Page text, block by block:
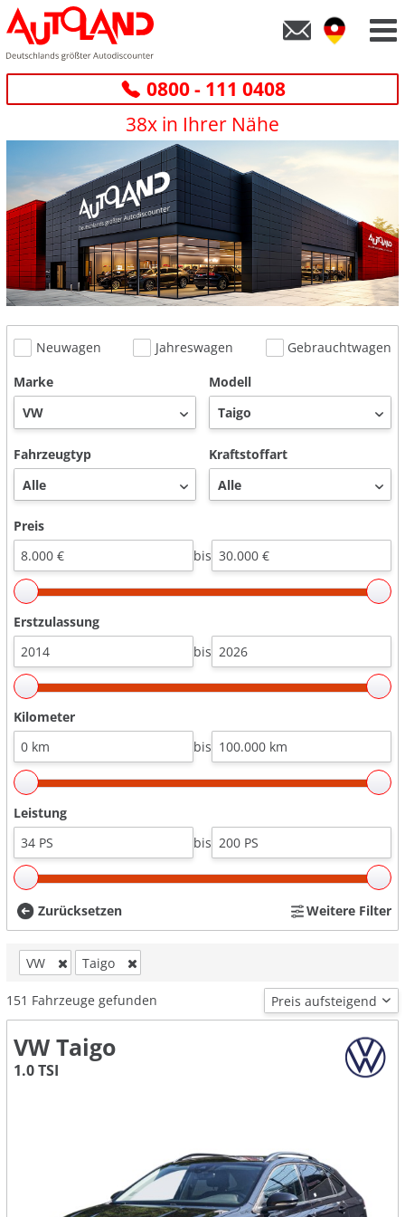
0800 - 111 0408
38x in Ihrer Nähe
Neuwagen Jahreswagen
Gebrauchtwagen
Marke
Modell
Fahrzeugtyp Kraftstoffart
Preis
bis
Erstzulassung
bis
Kilometer
bis
Leistung
bis
Zurücksetzen Weitere Filter
VW Taigo
151 Fahrzeuge gefunden
VW Taigo
1.0 TSI